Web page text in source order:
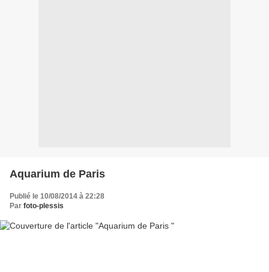
Aquarium de Paris
Publié le 10/08/2014 à 22:28
Par foto-plessis